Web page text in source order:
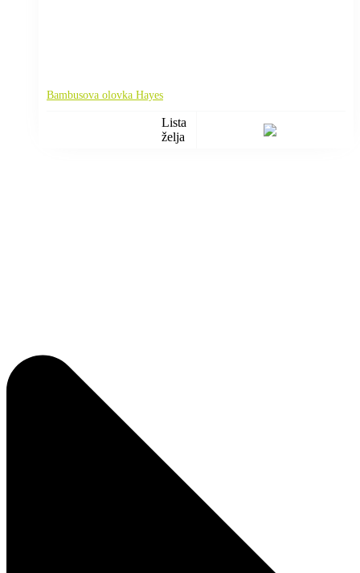
Bambusova olovka Hayes
Lista
želja